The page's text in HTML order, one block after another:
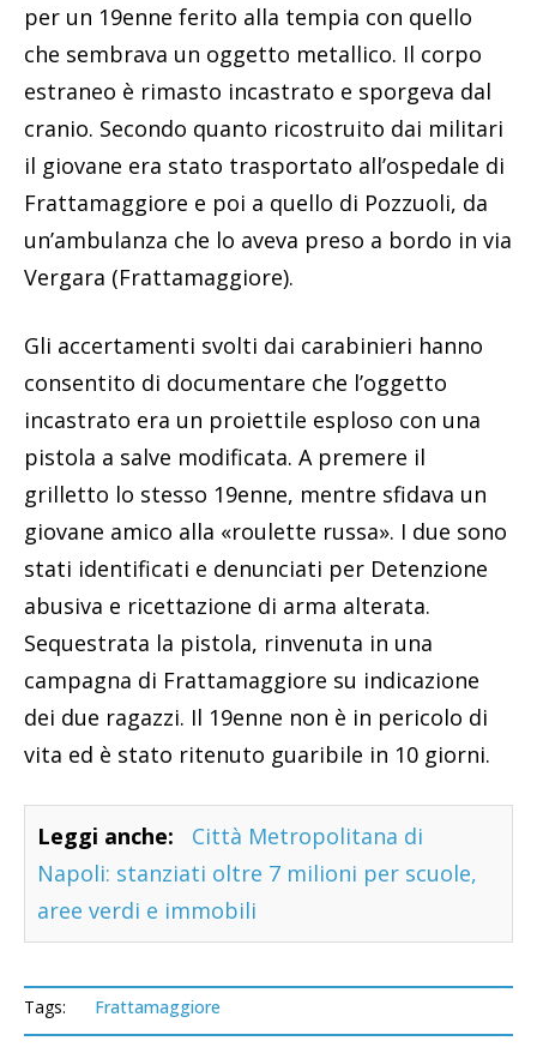
per un 19enne ferito alla tempia con quello
che sembrava un oggetto metallico. Il corpo
estraneo è rimasto incastrato e sporgeva dal
cranio. Secondo quanto ricostruito dai militari
il giovane era stato trasportato all’ospedale di
Frattamaggiore e poi a quello di Pozzuoli, da
un’ambulanza che lo aveva preso a bordo in via
Vergara (Frattamaggiore).
Gli accertamenti svolti dai carabinieri hanno
consentito di documentare che l’oggetto
incastrato era un proiettile esploso con una
pistola a salve modificata. A premere il
grilletto lo stesso 19enne, mentre sfidava un
giovane amico alla «roulette russa». I due sono
stati identificati e denunciati per Detenzione
abusiva e ricettazione di arma alterata.
Sequestrata la pistola, rinvenuta in una
campagna di Frattamaggiore su indicazione
dei due ragazzi. Il 19enne non è in pericolo di
vita ed è stato ritenuto guaribile in 10 giorni.
Leggi anche:
Città Metropolitana di
Napoli: stanziati oltre 7 milioni per scuole,
aree verdi e immobili
Tags: Frattamaggiore